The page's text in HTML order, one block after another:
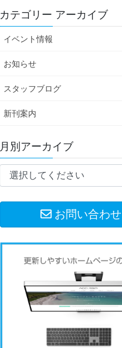
カテゴリー アーカイブ
イベント情報
お知らせ
スタッフブログ
新刊案内
月別アーカイブ
お問い合わせ